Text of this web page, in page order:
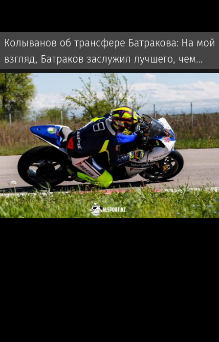
Колыванов об трансфере Батракова: На мой
взгляд, Батраков заслужил лучшего, чем
чемпионат Турции